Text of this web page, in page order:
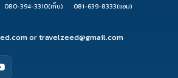
080-394-3310(เก็บ) 081-639-8333(แอม)
ortravelzeed@gmail.com